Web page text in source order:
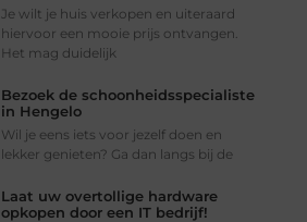
Je wilt je huis verkopen en uiteraard
hiervoor een mooie prijs ontvangen.
Het mag duidelijk
Bezoek de schoonheidsspecialiste
in Hengelo
Wil je eens iets voor jezelf doen en
lekker genieten? Ga dan langs bij de
Laat uw overtollige hardware
opkopen door een IT bedrijf!